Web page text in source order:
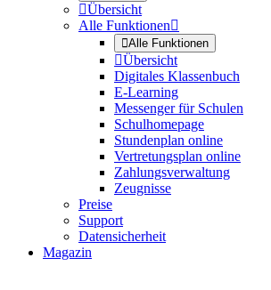
Übersicht
Alle Funktionen
Alle Funktionen
Übersicht
Digitales Klassenbuch
E-Learning
Messenger für Schulen
Schulhomepage
Stundenplan online
Vertretungsplan online
Zahlungsverwaltung
Zeugnisse
Preise
Support
Datensicherheit
Magazin